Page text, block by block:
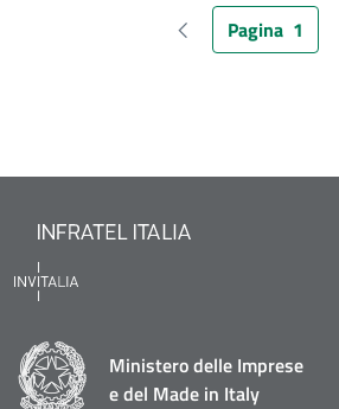
Pagina precedente
Pagina
Pagina 1
Ministero delle Imprese
e del Made in Italy